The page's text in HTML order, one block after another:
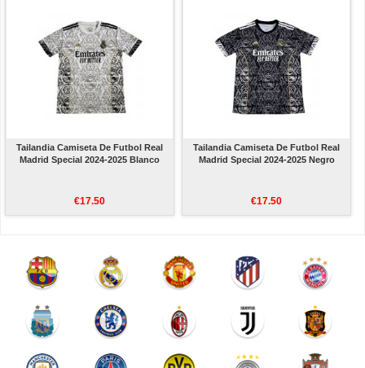
Tailandia Camiseta De Futbol Real
Madrid Special 2024-2025 Blanco
€17.50
Tailandia Camiseta De Futbol Real
Madrid Special 2024-2025 Negro
€17.50